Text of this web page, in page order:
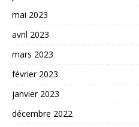
mai 2023
avril 2023
mars 2023
février 2023
janvier 2023
décembre 2022